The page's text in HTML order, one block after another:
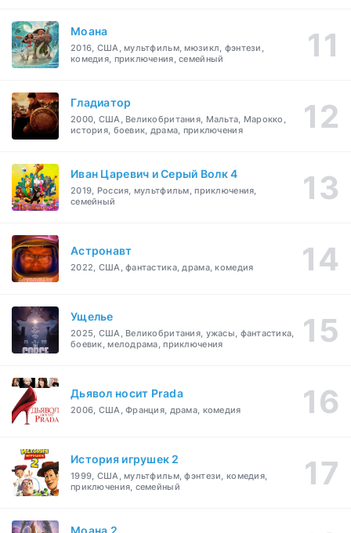
Моана
2016, США, мультфильм, мюзикл, фэнтези,
комедия, приключения, семейный
Гладиатор
2000, США, Великобритания, Мальта, Марокко,
история, боевик, драма, приключения
Иван Царевич и Серый Волк 4
2019, Россия, мультфильм, приключения,
семейный
Астронавт
2022, США, фантастика, драма, комедия
Ущелье
2025, США, Великобритания, ужасы, фантастика,
боевик, мелодрама, приключения
Дьявол носит Prada
2006, США, Франция, драма, комедия
История игрушек 2
1999, США, мультфильм, фэнтези, комедия,
приключения, семейный